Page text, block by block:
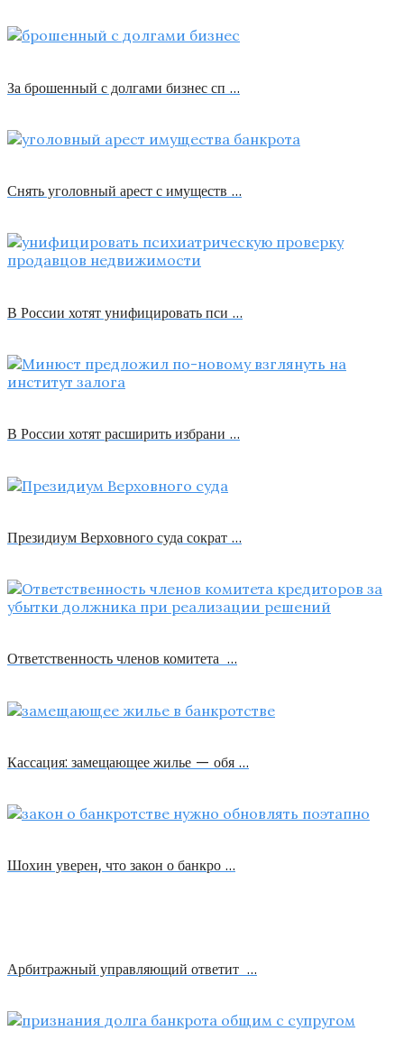
За брошенный с долгами бизнес сп …
Снять уголовный арест с имуществ …
В России хотят унифицировать пси …
В России хотят расширить избрани …
Президиум Верховного суда сократ …
Ответственность членов комитета …
Кассация: замещающее жилье — обя …
Шохин уверен, что закон о банкро …
Арбитражный управляющий ответит …